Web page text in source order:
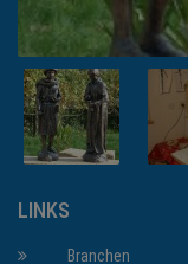
LINKS
Branchen